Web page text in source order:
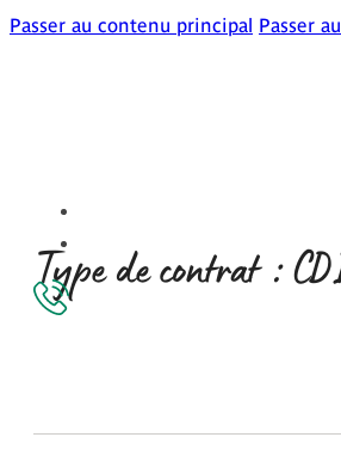
Passer au contenu principal Passer
Type de contrat :